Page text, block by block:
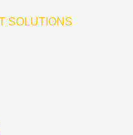
SOLUTIONS